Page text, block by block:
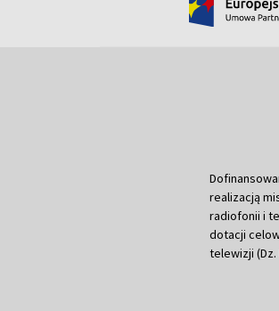
realizacją
radiofonii i
dotacji
telewizji (Dz.